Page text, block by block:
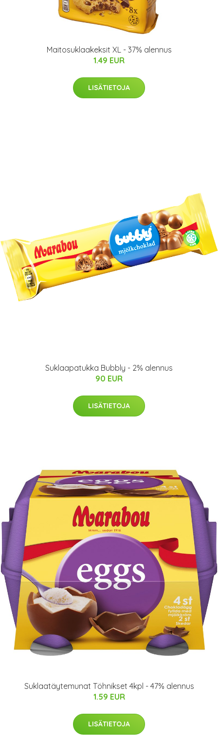
Maitosuklaakeksit XL - 37% alennus
1.49 EUR
LISÄTIETOJA
Suklaapatukka Bubbly - 2% alennus
90 EUR
LISÄTIETOJA
Suklaatäytemunat Töhnikset 4kpl - 47% alennus
1.59 EUR
LISÄTIETOJA